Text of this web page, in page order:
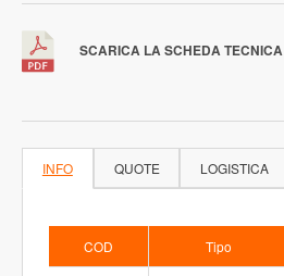
SCARICA LA SCHEDA TECNICA
INFO QUOTE LOGISTICA
COD Tipo